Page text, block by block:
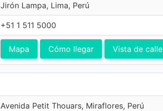
Jirón Lampa, Lima, Perú
+51 1 511 5000
Mapa Cómo llegar Vista de calle
Avenida Petit Thouars, Miraflores, Perú